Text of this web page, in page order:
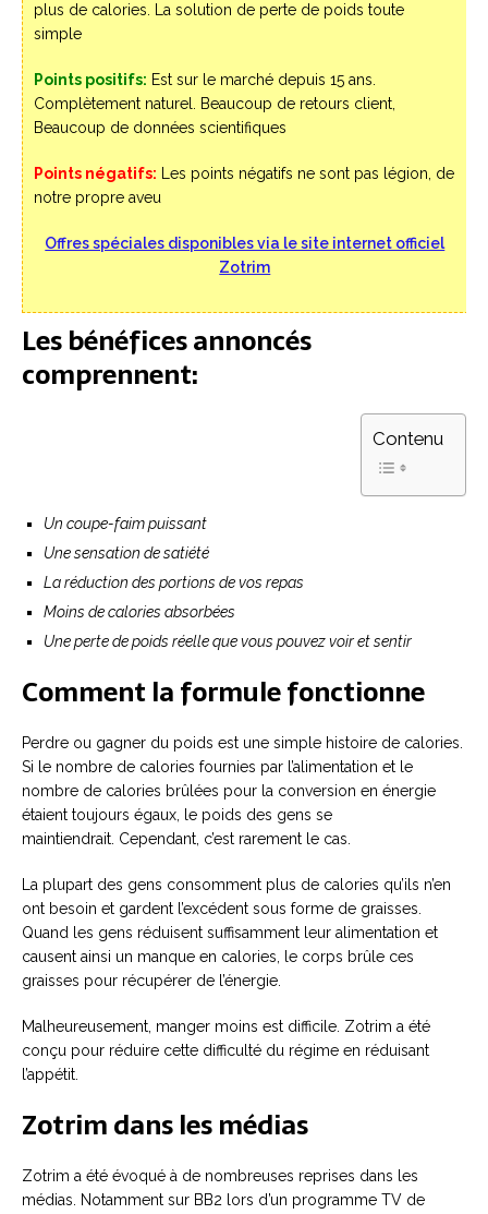
plus de calories. La solution de perte de poids toute
simple
Points positifs: Est sur le marché depuis 15 ans.
Complètement naturel. Beaucoup de retours client,
Beaucoup de données scientifiques
Points négatifs: Les points négatifs ne sont pas légion, de
notre propre aveu
Offres spéciales disponibles via le site internet officiel
Zotrim
Les bénéfices annoncés
comprennent:
Contenu
Un coupe-faim puissant
Une sensation de satiété
La réduction des portions de vos repas
Moins de calories absorbées
Une perte de poids réelle que vous pouvez voir et sentir
Comment la formule fonctionne
Perdre ou gagner du poids est une simple histoire de calories.
Si le nombre de calories fournies par l’alimentation et le
nombre de calories brûlées pour la conversion en énergie
étaient toujours égaux, le poids des gens se
maintiendrait. Cependant, c’est rarement le cas.
La plupart des gens consomment plus de calories qu’ils n’en
ont besoin et gardent l’excédent sous forme de graisses.
Quand les gens réduisent suffisamment leur alimentation et
causent ainsi un manque en calories, le corps brûle ces
graisses pour récupérer de l’énergie.
Malheureusement, manger moins est difficile. Zotrim a été
conçu pour réduire cette difficulté du régime en réduisant
l’appétit.
Zotrim dans les médias
Zotrim a été évoqué à de nombreuses reprises dans les
médias. Notamment sur BB2 lors d’un programme TV de